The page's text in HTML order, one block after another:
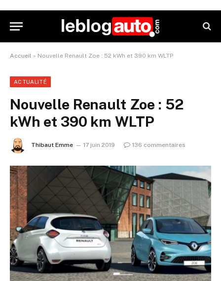
Accueil » Nouvelle Renault Zoe : 52 kWh et 390 km WLTP
ACTUALITÉ
Nouvelle Renault Zoe : 52
kWh et 390 km WLTP
Thibaut Emme 17 juin 2019 136 commentaires